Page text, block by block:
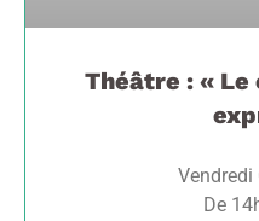
Théâtre : « Le
De